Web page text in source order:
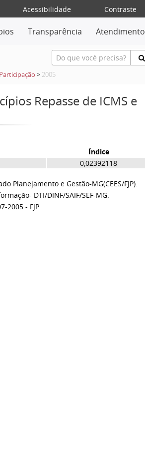
Acessibilidade
Contraste
Transparência Atendimento
> 2005
Repasse de ICMS e
Índice
0,02392118
Planejamento e Gestão-MG(CEES/FJP).
DTI/DINF/SAIF/SEF-MG.
2005 - FJP